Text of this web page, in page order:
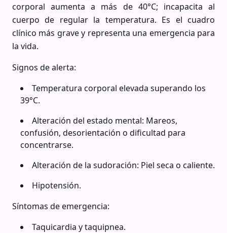
corporal aumenta a más de 40°C; incapacita al
cuerpo de regular la temperatura. Es el cuadro
clínico más grave y representa una emergencia para
la vida.
Signos de alerta:
Temperatura corporal elevada superando los
39°C.
Alteración del estado mental: Mareos,
confusión, desorientación o dificultad para
concentrarse.
Alteración de la sudoración: Piel seca o caliente.
Hipotensión.
Síntomas de emergencia:
Taquicardia y taquipnea.